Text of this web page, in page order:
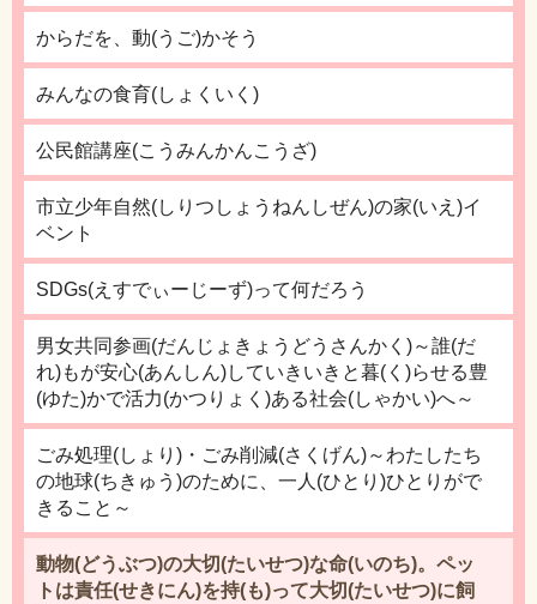
からだを、動(うご)かそう
みんなの食育(しょくいく)
公民館講座(こうみんかんこうざ)
市立少年自然(しりつしょうねんしぜん)の家(いえ)イ
ベント
SDGs(えすでぃーじーず)って何だろう
男女共同参画(だんじょきょうどうさんかく)～誰(だ
れ)もが安心(あんしん)していきいきと暮(く)らせる豊
(ゆた)かで活力(かつりょく)ある社会(しゃかい)へ～
ごみ処理(しょり)・ごみ削減(さくげん)～わたしたち
の地球(ちきゅう)のために、一人(ひとり)ひとりがで
きること～
動物(どうぶつ)の大切(たいせつ)な命(いのち)。ペッ
トは責任(せきにん)を持(も)って大切(たいせつ)に飼